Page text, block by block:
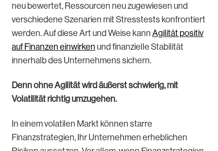
neu bewertet, Ressourcen neu zugewiesen und
verschiedene Szenarien mit Stresstests konfrontiert
werden. Auf diese Art und Weise kann Agilität positiv
auf Finanzen einwirken und finanzielle Stabilität
innerhalb des Unternehmens sichern.
Denn ohne Agilität wird äußerst schwierig, mit
Volatilität richtig umzugehen.
In einem volatilen Markt können starre
Finanzstrategien, Ihr Unternehmen erheblichen